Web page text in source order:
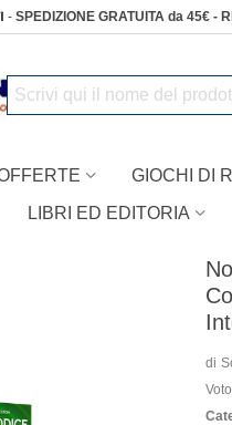
- SPEDIZIONE GRATUITA da 45€ -
GIOCHI DI
LIBRI ED EDITORIA
di